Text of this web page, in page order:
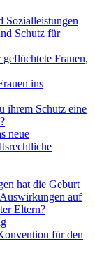
Sozialleistungen
Schutz für
Frauen,
ins
ihrem Schutz eine
neue
hat die Geburt
auf
Eltern?
für den